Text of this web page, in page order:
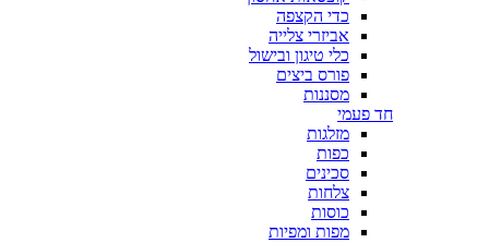
כדי הקצפה
אביזרי צלייה
כלי טיגון ובישול
פורס ביצים
מסננות
חד פעמי
מזלגות
כפות
סכינים
צלחות
כוסות
מפות ומפיות